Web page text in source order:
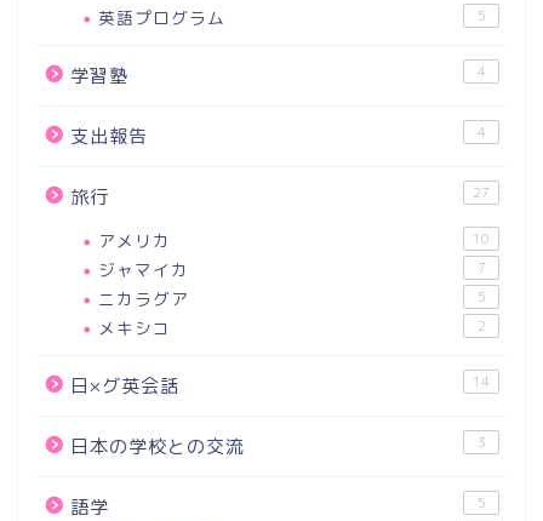
英語プログラム 5
学習塾 4
支出報告 4
旅行 27
アメリカ 10
ジャマイカ 7
ニカラグア 5
メキシコ 2
日×グ英会話 14
日本の学校との交流 3
語学 5